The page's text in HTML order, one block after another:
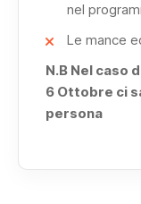
nel
Le mance
N.B Nel caso
6 Ottobre ci
persona